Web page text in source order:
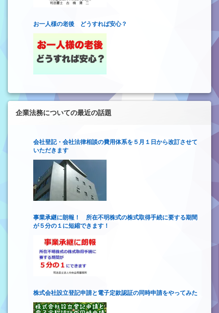
お一人様の老後 どうすれば安心？
企業法務についての最近の話題
会社登記・会社法律相談の費用体系を５月１日から改訂させて
いただきます
事業承継に朗報！ 所在不明株式の株式取得手続に要する期間
が５分の１に短縮できます！
株式会社設立登記申請と電子定款認証の同時申請をやってみた